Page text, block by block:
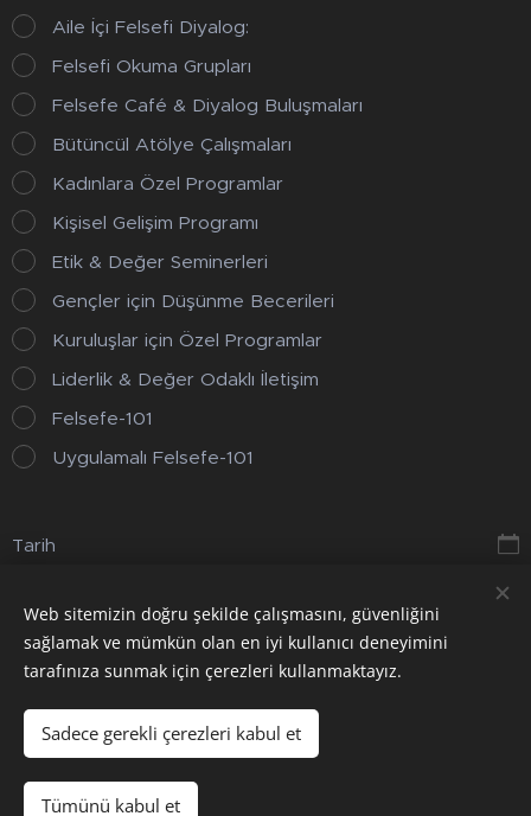
Aile İçi Felsefi Diyalog:
Felsefi Okuma Grupları
Felsefe Café & Diyalog Buluşmaları
Bütüncül Atölye Çalışmaları
Kadınlara Özel Programlar
Kişisel Gelişim Programı
Etik & Değer Seminerleri
Gençler için Düşünme Becerileri
Kuruluşlar için Özel Programlar
Liderlik & Değer Odaklı İletişim
Felsefe-101
Uygulamalı Felsefe-101
Tarih
Gönder
Çerezler
Web sitemizin doğru şekilde çalışmasını, güvenliğini
sağlamak ve mümkün olan en iyi kullanıcı deneyimini
tarafınıza sunmak için çerezleri kullanmaktayız.
Sadece gerekli çerezleri kabul et
Tümünü kabul et